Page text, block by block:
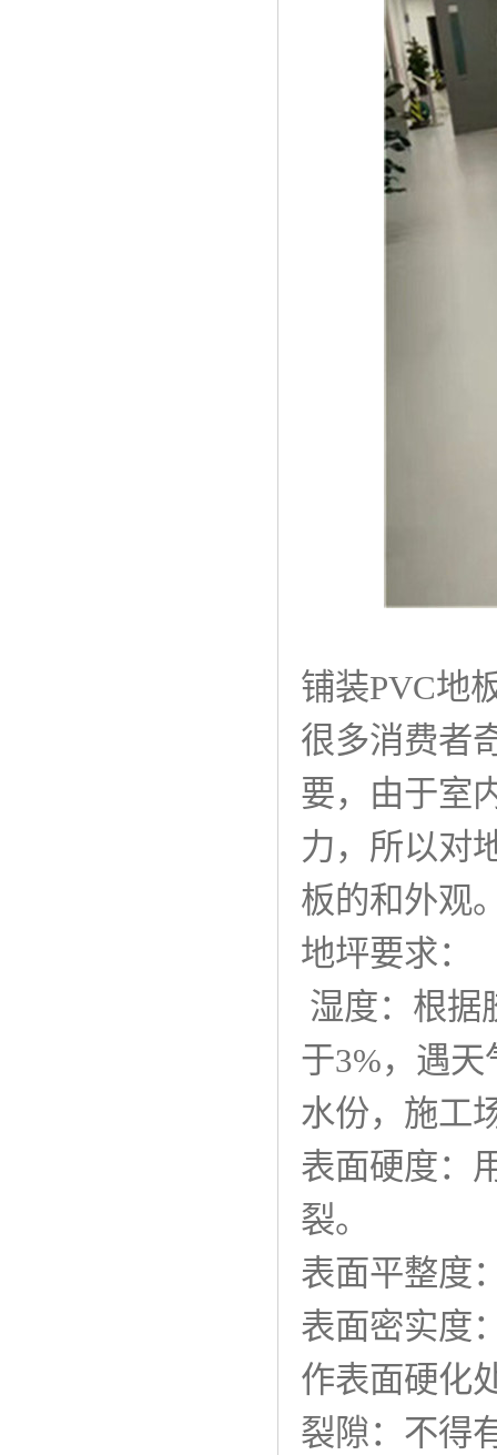
铺装PVC地
很多消费者
要，由于室
力，所以对
板的和外观
地坪要求
湿度：根据
于3%，遇
水份，施工
表面硬度：
裂。
表面平整
表面密实度
作表面硬
裂隙：不得